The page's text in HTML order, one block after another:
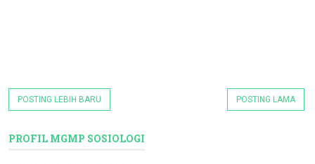
POSTING LEBIH BARU POSTING LAMA
PROFIL MGMP SOSIOLOGI